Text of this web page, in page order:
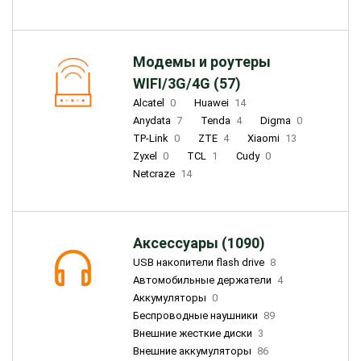
Модемы и роутеры
WIFI/3G/4G (57)
Alcatel 0 Huawei 14
Anydata 7 Tenda 4 Digma 0
TP-Link 0 ZTE 4 Xiaomi 13
Zyxel
0 TCL 1 Cudy 0
Netcraze 14
Аксессуары (1090)
USB накопители flash drive 8
Автомобильные держатели 4
Аккумуляторы 0
Беспроводные наушники 89
Внешние жесткие диски 3
Внешние аккумуляторы 86